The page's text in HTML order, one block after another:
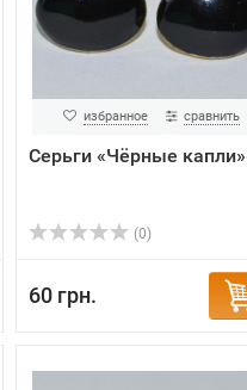
избранное сравнить
Серьги «Чёрные капли»
(0)
60 грн.